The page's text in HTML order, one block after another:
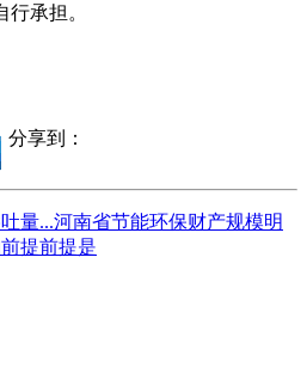
承担。
分享到：
量...河南省节能环保财产规模明
提前提是